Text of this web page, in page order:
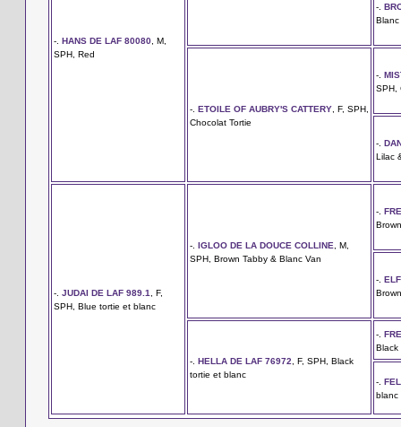
-. HANS DE LAF 80080 , M,
SPH, Red
-.
Blanc
-. ETOILE OF AUBRY'S CATTERY , F, SPH,
Chocolat Tortie
-.
SPH,
-.
Lilac
-. JUDAI DE LAF 989.1
, F,
SPH, Blue tortie et blanc
-. IGLOO DE LA DOUCE COLLINE , M,
SPH, Brown Tabby & Blanc Van
-.
-.
-. HELLA DE LAF 76972 , F, SPH, Black
tortie et blanc
-.
Black
-.
blanc